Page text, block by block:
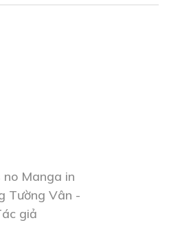
no Manga in
Tường Vân -
giả